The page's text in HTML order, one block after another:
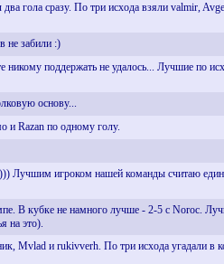
гола сразу. По три исхода взяли valmir,
не забили :)
поддержать не удалось... Лучшие по
основу...
и Razan по одному голу.
Лучшим игроком нашей команды считаю
В кубке не намного лучше - 2-5 с Noroc.
на это).
Mvlad и rukivverh. По три исхода угадали в